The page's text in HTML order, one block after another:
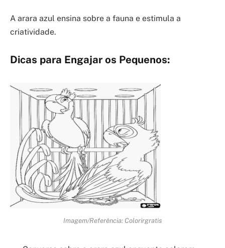
A arara azul ensina sobre a fauna e estimula a
criatividade.
Dicas para Engajar os Pequenos:
Imagem/Referência: Colorirgratis